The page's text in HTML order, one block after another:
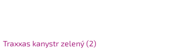
Traxxas kanystr zelený (2)